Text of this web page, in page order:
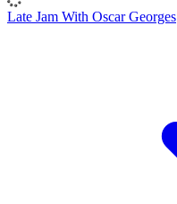
Late Jam With Oscar Georges